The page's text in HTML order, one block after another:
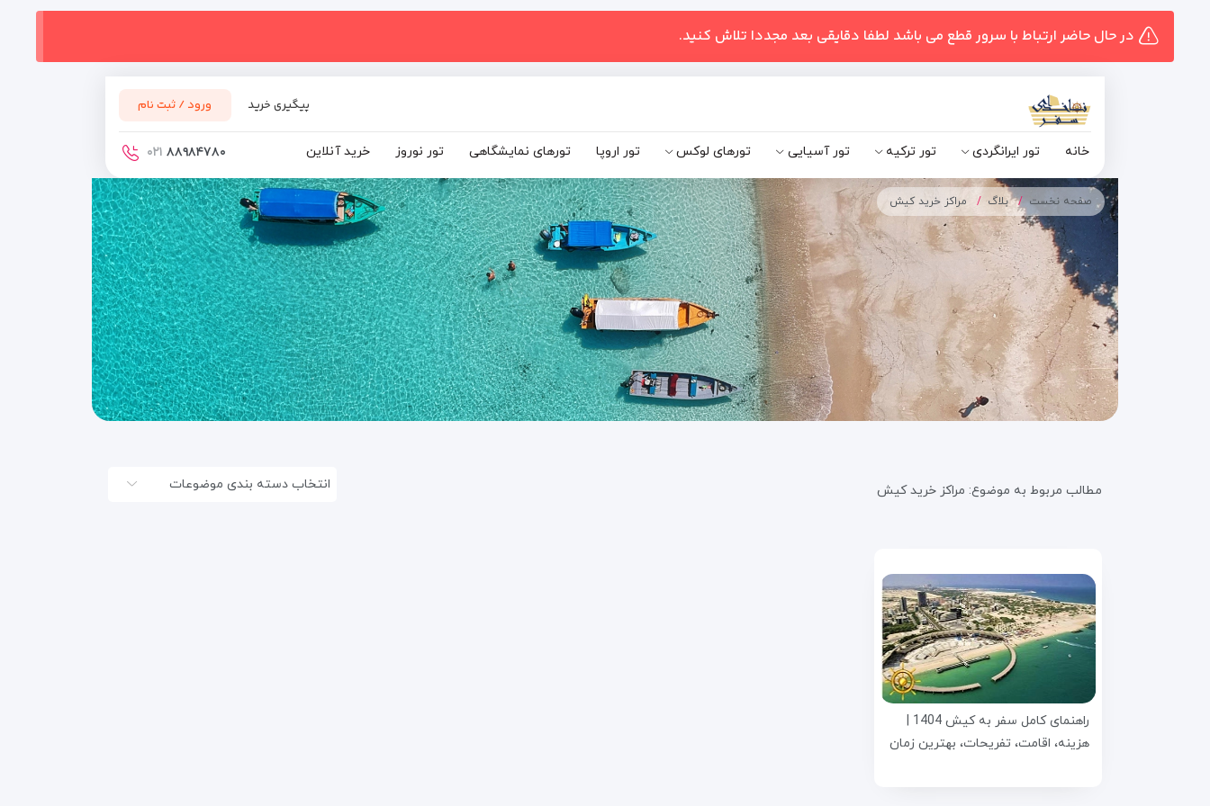
در حال حاضر ارتباط با سرور قطع می باشد لطفا دقایقی بعد مجددا تلاش کنید.
پیگیری خرید ورود / ثبت نام
خانه تور ایرانگردی تور ترکیه تور آسیایی تورهای لوکس تور اروپا تورهای نمایشگاهی تور نوروز خرید آنلاین ۸۸۹۸۴۷۸۰ ۰۲۱
صفحه نخست بلاگ مراکز خرید کیش
مطالب مربوط به موضوع: مراکز خرید کیش انتخاب دسته بندی موضوعات
هزینه، اقامت، تفریحات، بهترین زمان